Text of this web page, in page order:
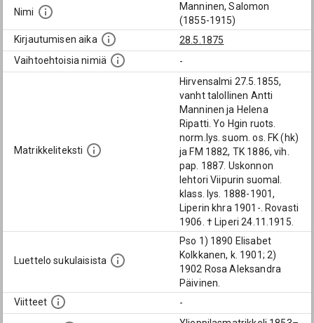
Nimi
Manninen, Salomon
(1855-1915)
Kirjautumisen aika
28.5.1875
Vaihtoehtoisia nimiä
-
Matrikkeliteksti
Hirvensalmi 27.5.1855,
vanht talollinen Antti
Manninen ja Helena
Ripatti. Yo Hgin ruots.
norm.lys. suom. os. FK (hk)
ja FM 1882, TK 1886, vih.
pap. 1887. Uskonnon
lehtori Viipurin suomal.
klass. lys. 1888-1901,
Liperin khra 1901-. Rovasti
1906. † Liperi 24.11.1915.
Luettelo sukulaisista
Pso 1) 1890 Elisabet
Kolkkanen, k. 1901; 2)
1902 Rosa Aleksandra
Päivinen.
Viitteet
-